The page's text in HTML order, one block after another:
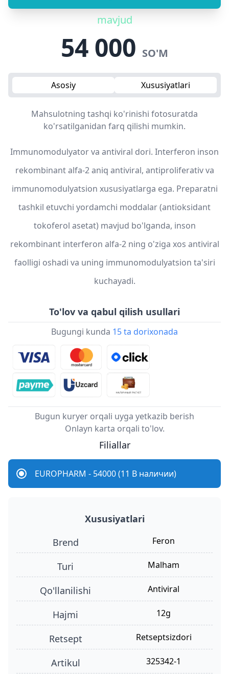
mavjud
54 000 SO'M
Asosiy Xususiyatlari
Mahsulotning tashqi ko'rinishi fotosuratda
ko'rsatilganidan farq qilishi mumkin.
Immunomodulyator va antiviral dori. Interferon inson
rekombinant alfa-2 aniq antiviral, antiproliferativ va
immunomodulyatsion xususiyatlarga ega. Preparatni
tashkil etuvchi yordamchi moddalar (antioksidant
tokoferol asetat) mavjud bo'lganda, inson
rekombinant interferon alfa-2 ning o'ziga xos antiviral
faolligi oshadi va uning immunomodulyatsion ta'siri
kuchayadi.
To'lov va qabul qilish usullari
Bugungi kunda 15 ta dorixonada
Bugun kuryer orqali uyga yetkazib berish
Onlayn karta orqali to'lov.
Filiallar
EUROPHARM - 54000 (11 В наличии)
Xususiyatlari
Brend
Feron
turi malham
qo'llanilishi antiviral
hajmi 12g
retsept retseptsizdori
Artikul 325342-1